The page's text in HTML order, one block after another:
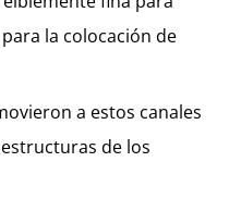
la colocación de
a estos canales
de los